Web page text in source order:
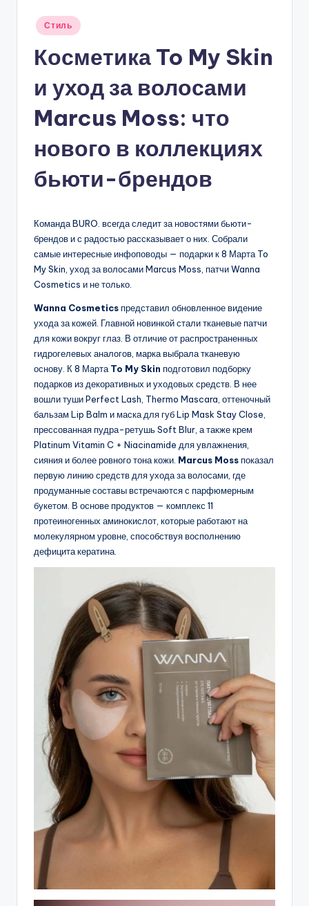
Опубликовано
Стиль
Косметика To My Skin
и уход за волосами
Marcus Moss: что
нового в коллекциях
бьюти-брендов
Команда BURO. всегда следит за новостями бьюти-
брендов и с радостью рассказывает о них. Собрали
самые интересные инфоповоды — подарки к 8 Марта To
My Skin, уход за волосами Marcus Moss, патчи Wanna
Cosmetics и не только.
Wanna Cosmeticsпредставил обновленное видение
ухода за кожей. Главной новинкой стали тканевые патчи
для кожи вокруг глаз. В отличие от распространенных
гидрогелевых аналогов, марка выбрала тканевую
основу. К 8 Марта To My Skin подготовил подборку
подарков из декоративных и уходовых средств. В нее
вошли туши Perfect Lash, Thermo Mascara, оттеночный
бальзам Lip Balm и маска для губ Lip Mask Stay Close,
прессованная пудра-ретушь Soft Blur, а также крем
Platinum Vitamin C + Niacinamide для увлажнения,
сияния и более ровного тона кожи. Marcus Mossпоказал
первую линию средств для ухода за волосами, где
продуманные составы встречаются с парфюмерным
букетом. В основе продуктов — комплекс 11
протеиногенных аминокислот, которые работают на
молекулярном уровне, способствуя восполнению
дефицита кератина.